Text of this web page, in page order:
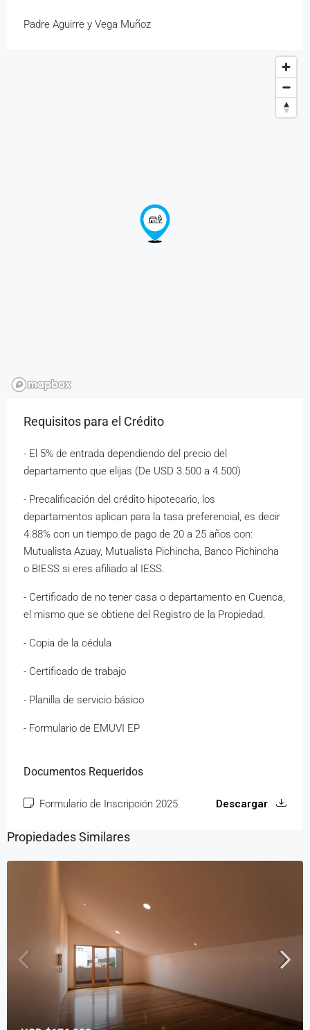
Padre Aguirre y Vega Muñoz
Requisitos para el Crédito
- El 5% de entrada dependiendo del precio del
departamento que elijas (De USD 3.500 a 4.500)
- Precalificación del crédito hipotecario, los
departamentos aplican para la tasa preferencial, es decir
4.88% con un tiempo de pago de 20 a 25 años con:
Mutualista Azuay, Mutualista Pichincha, Banco Pichincha
o BIESS si eres afiliado al IESS.
- Certificado de no tener casa o departamento en Cuenca,
el mismo que se obtiene del Registro de la Propiedad.
- Copia de la cédula
- Certificado de trabajo
- Planilla de servicio básico
- Formulario de EMUVI EP
Documentos Requeridos
Formulario de Inscripción 2025 Descargar
Propiedades Similares